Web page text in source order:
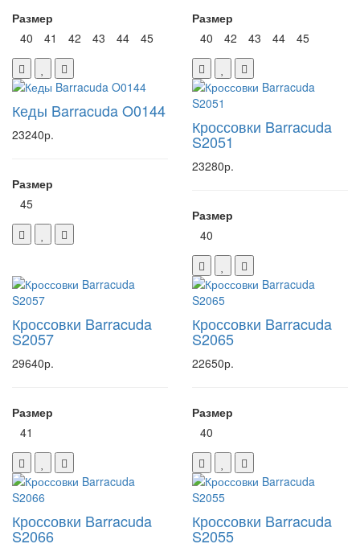
Размер
40
41 42 43 44 45
Размер
40
42 43 44 45
Кеды Barracuda O0144
23240р.
Размер
45
Кроссовки Barracuda
S2051
23280р.
Размер
40
Кроссовки Barracuda
S2057
29640р.
Размер
41
Кроссовки Barracuda
S2065
22650р.
Размер
40
Кроссовки Barracuda
S2066
Кроссовки Barracuda
S2055